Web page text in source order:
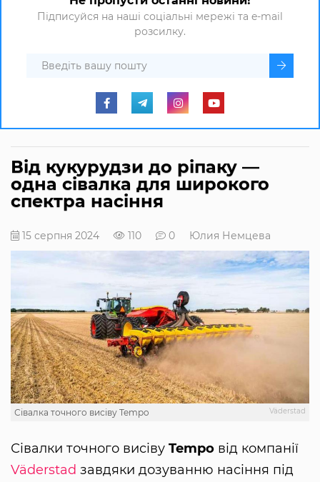
Підписуйся на наші соціальні мережі та e-mail
розсилку.
Від кукурудзи до ріпаку —
одна сівалка для широкого
спектра насіння
15 серпня 2024 110 0 Юлия Немцева
Väderstad
Сівалка точного висіву Tempo
Сівалки точного висіву Tempo від компанії
Väderstad завдяки дозуванню насіння під